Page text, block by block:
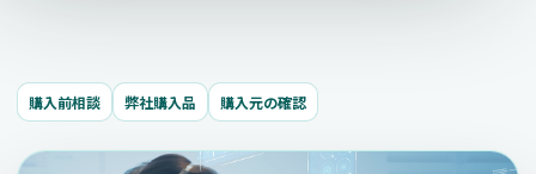
購入前相談 弊社購入品 購入元の確認